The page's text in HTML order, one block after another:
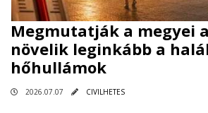
Megmutatják a megyei
növelik leginkább a
hőhullámok
2026.07.07 CIVILHETES